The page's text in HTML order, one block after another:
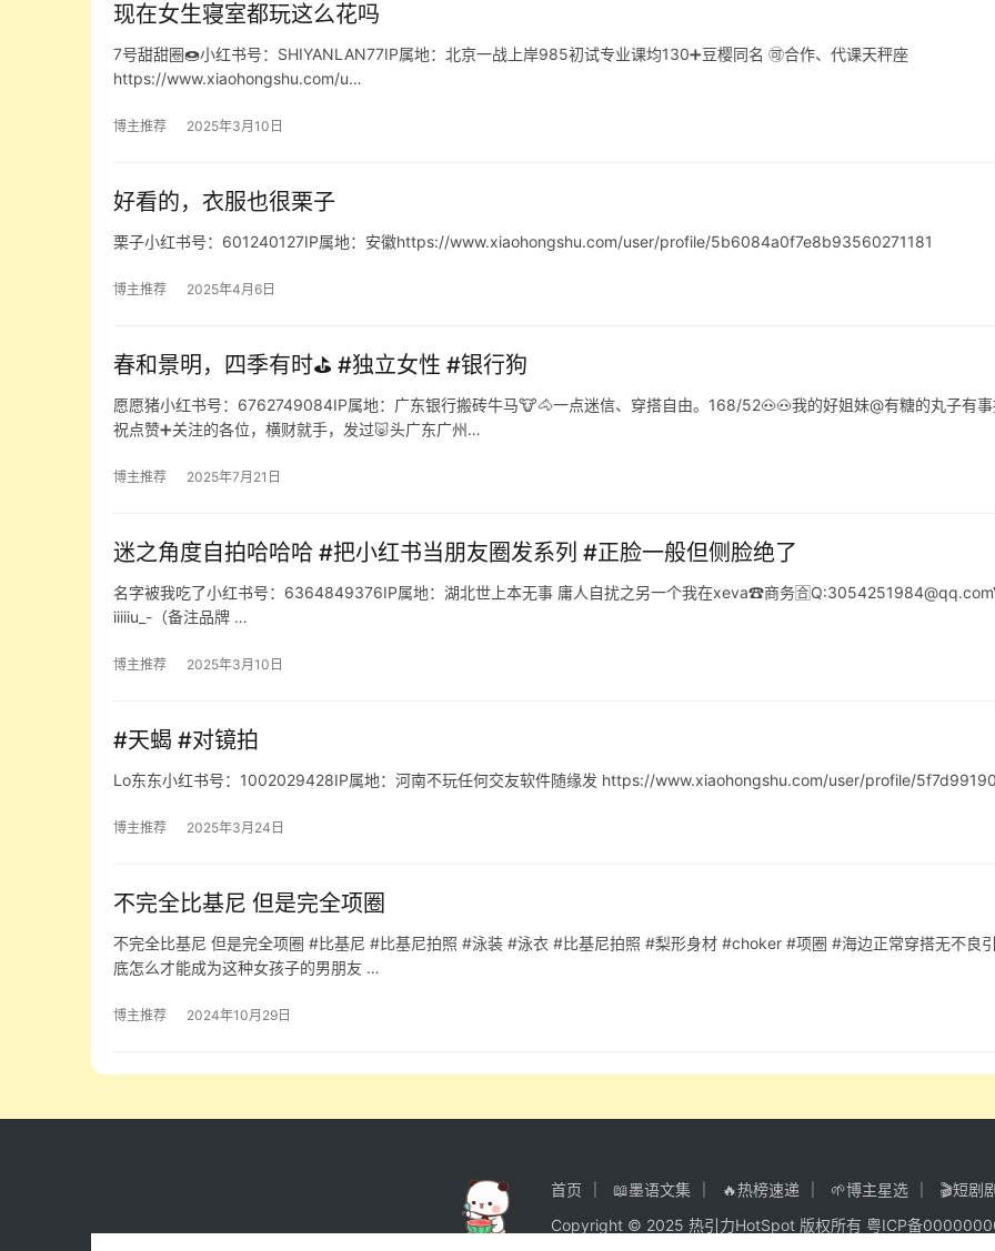
现在女生寝室都玩这么花吗
7号甜甜圈🍩小红书号：SHIYANLAN77IP属地：北京一战上岸985初试专业课均130➕豆樱同名 🉑️合作、代课天秤座
https://www.xiaohongshu.com/u…
博主推荐 2025年3月10日
好看的，衣服也很栗子
栗子小红书号：601240127IP属地：安徽https://www.xiaohongshu.com/user/profile/5b6084a0f7e8b93560271181
博主推荐 2025年4月6日
春和景明，四季有时⛳️ #独立女性 #银行狗
愿愿猪小红书号：6762749084IP属地：广东银行搬砖牛马🐮🐴一点迷信、穿搭自由。168/52🐽🐽我的好姐妹@有糖的丸子有
祝点赞➕关注的各位，横财就手，发过🐷头广东广州…
博主推荐 2025年7月21日
迷之角度自拍哈哈哈 #把小红书当朋友圈发系列 #正脸一般但侧脸绝了
名字被我吃了小红书号：6364849376IP属地：湖北世上本无事 庸人自扰之另一个我在xeva☎️商务
iiiiiu_-（备注品牌 …
博主推荐 2025年3月10日
#天蝎 #对镜拍
Lo东东小红书号：1002029428IP属地：河南不玩任何交友软件随缘发 https://www.xiaohongshu.com/user/profile/
博主推荐 2025年3月24日
不完全比基尼 但是完全项圈
不完全比基尼 但是完全项圈 #比基尼 #比基尼拍照 #泳装 #泳衣 #比基尼拍照 #梨形身材 #choker #项圈 #海边正常穿搭无不良
底怎么才能成为这种女孩子的男朋友 …
博主推荐 2024年10月29日
首页 📖墨语文集 🔥热榜速递 🌱博主星选
🎬短剧
Copyright © 2025 热引力HotSpot 版权所有 粤ICP备